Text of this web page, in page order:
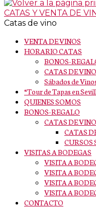
CATAS Y VENTA DE
Catas de vino
VENTA DE VINOS
HORARIO CATAS
BONOS-
CATAS DE
Sábados de
“Tour de Tapas en
QUIENES SOMOS
BONOS-REGALO
CATAS DE VINO
CATAS
CURSOS
VISITAS A BODEGAS
VISITA A
VISITA A
VISITA A
VISITA A
CONTACTO